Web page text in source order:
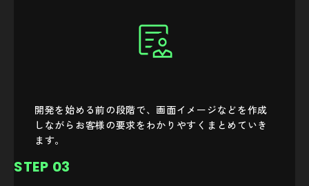
開発を始める前の段階で、画面イメージなどを作成
しながらお客様の要求をわかりやすくまとめていき
ます。
STEP 03